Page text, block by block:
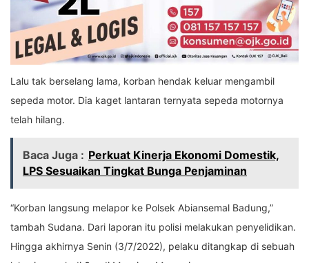
Lalu tak berselang lama, korban hendak keluar mengambil
sepeda motor. Dia kaget lantaran ternyata sepeda motornya
telah hilang.
Baca Juga : Perkuat Kinerja Ekonomi Domestik,
LPS Sesuaikan Tingkat Bunga Penjaminan
“Korban langsung melapor ke Polsek Abiansemal Badung,”
tambah Sudana. Dari laporan itu polisi melakukan penyelidikan.
Hingga akhirnya Senin (3/7/2022), pelaku ditangkap di sebuah